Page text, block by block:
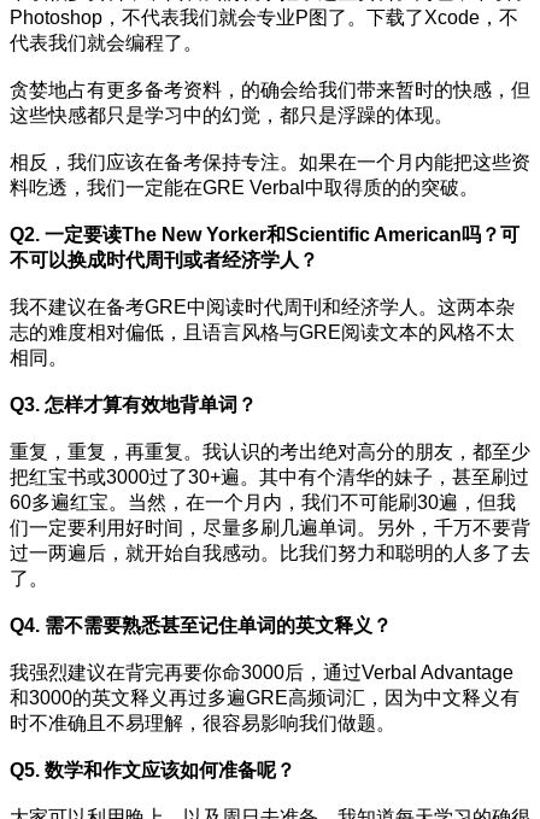
Photoshop，不代表我们就会专业P图了。下载了Xcode，不
代表我们就会编程了。
贪婪地占有更多备考资料，的确会给我们带来暂时的快感，但
这些快感都只是学习中的幻觉，都只是浮躁的体现。
相反，我们应该在备考保持专注。如果在一个月内能把这些资
料吃透，我们一定能在GRE Verbal中取得质的的突破。
Q2. 一定要读The New Yorker和Scientific American吗？可
不可以换成时代周刊或者经济学人？
我不建议在备考GRE中阅读时代周刊和经济学人。这两本杂
志的难度相对偏低，且语言风格与GRE阅读文本的风格不太
相同。
Q3. 怎样才算有效地背单词？
重复，重复，再重复。我认识的考出绝对高分的朋友，都至少
把红宝书或3000过了30+遍。其中有个清华的妹子，甚至刷过
60多遍红宝。当然，在一个月内，我们不可能刷30遍，但我
们一定要利用好时间，尽量多刷几遍单词。另外，千万不要背
过一两遍后，就开始自我感动。比我们努力和聪明的人多了去
了。
Q4. 需不需要熟悉甚至记住单词的英文释义？
我强烈建议在背完再要你命3000后，通过Verbal Advantage
和3000的英文释义再过多遍GRE高频词汇，因为中文释义有
时不准确且不易理解，很容易影响我们做题。
Q5. 数学和作文应该如何准备呢？